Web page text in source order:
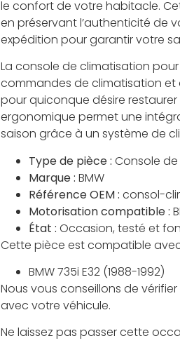
le confort de votre habitacle.
en préservant l’authenticité de
expédition pour garantir votre
La console de climatisation
commandes de climatisation
pour quiconque désire
ergonomique permet une
saison grâce à un système de
Type de pièce : Console
Marque : BMW
Référence OEM : consol-
Motorisation compatible :
État : Occasion, testé et
Cette pièce est compatible
BMW 735i E32 (1988-1992)
Nous vous conseillons de
avec votre véhicule.
Ne laissez pas passer cette